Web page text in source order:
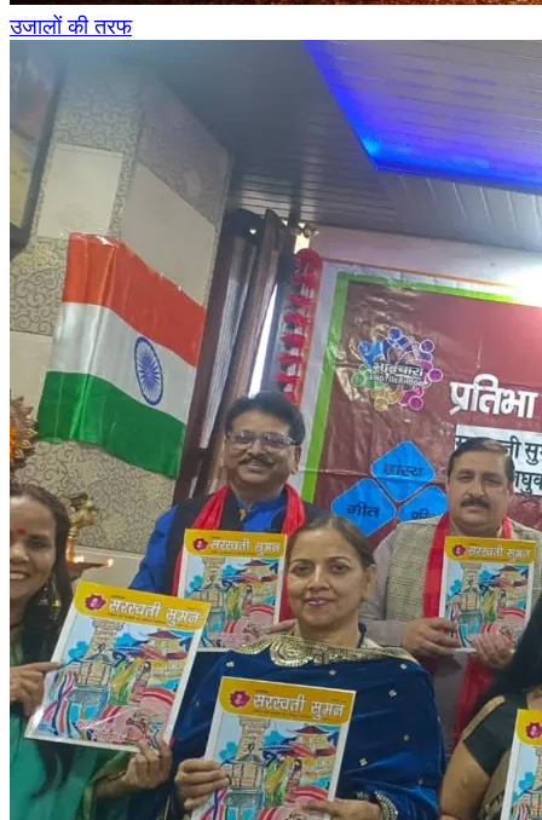
उजालों की तरफ